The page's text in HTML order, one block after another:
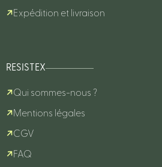
Expédition et livraison
RESISTEX
Qui sommes-nous ?
Mentions légales
CGV
FAQ